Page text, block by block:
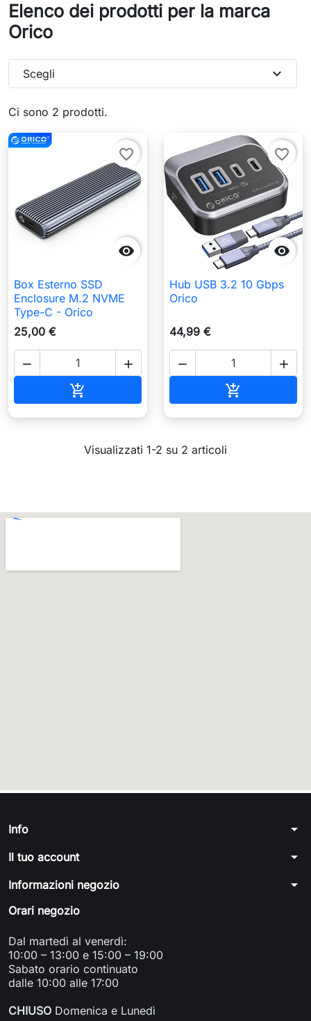
Elenco dei prodotti per la marca
Orico
Ci sono 2 prodotti.
Scegli expand_more

favorite_border
Box Esterno SSD
Enclosure M.2 NVME
Type-C - Orico
25,00 €
 


favorite_border
Hub USB 3.2 10 Gbps
Orico
44,99 €
 

Visualizzati 1-2 su 2 articoli
Info arrow_drop_down
Il tuo account arrow_drop_down
Informazioni negozio arrow_drop_down
Orari negozio
Dal martedì al venerdì:
10:00 – 13:00 e 15:00 – 19:00
Sabato orario continuato
dalle 10:00 alle 17:00
CHIUSO Domenica e Lunedì